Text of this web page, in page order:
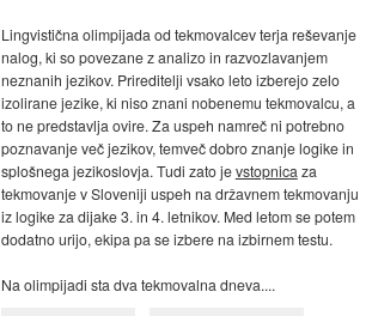
Lingvistična olimpijada od tekmovalcev terja reševanje
nalog, ki so povezane z analizo in razvozlavanjem
neznanih jezikov. Prireditelji vsako leto izberejo zelo
izolirane jezike, ki niso znani nobenemu tekmovalcu, a
to ne predstavlja ovire. Za uspeh namreč ni potrebno
poznavanje več jezikov, temveč dobro znanje logike in
splošnega jezikoslovja. Tudi zato jevstopnica za
tekmovanje v Sloveniji uspeh na državnem tekmovanju
iz logike za dijake 3. in 4. letnikov. Med letom se potem
dodatno urijo, ekipa pa se izbere na izbirnem testu.
Na olimpijadi sta dva tekmovalna dneva....